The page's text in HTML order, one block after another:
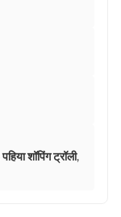
शॉपिंग ट्रॉली,